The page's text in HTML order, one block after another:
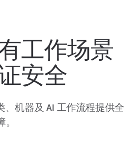
工作场景
安全
、机器及 AI 工作流程提供全